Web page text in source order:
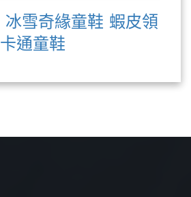
冰雪奇緣童鞋 蝦皮領
卡通童鞋